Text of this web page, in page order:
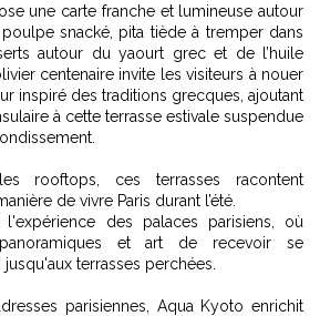
une carte franche et lumineuse autour
snacké, pita tiède à tremper dans
autour du yaourt grec et de l’huile
centenaire invite les visiteurs à nouer
inspiré des traditions grecques, ajoutant
à cette terrasse estivale suspendue
rooftops, ces terrasses racontent
de vivre Paris durant l’été.
l'expérience des palaces parisiens , où
et art de recevoir se
terrasses perchées.
parisiennes, Aqua Kyoto enrichit